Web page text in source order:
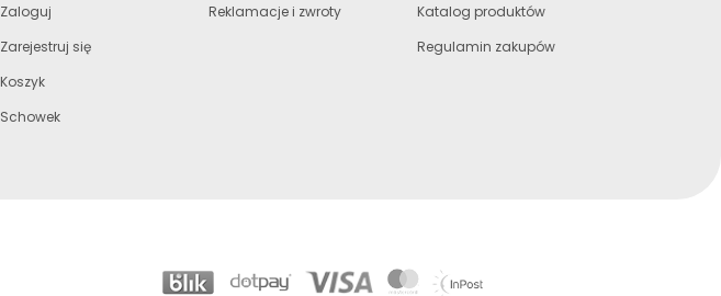
Zaloguj
Zarejestruj się
Koszyk
Schowek
Reklamacje i zwroty
Katalog produktów
Regulamin zakupów